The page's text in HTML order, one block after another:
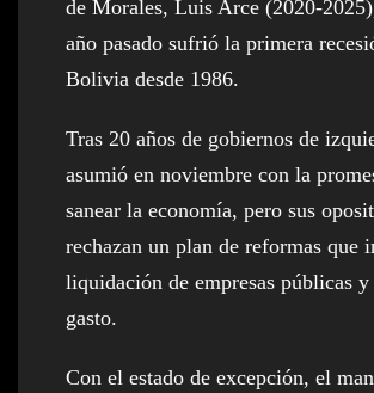
de Morales, Luis Arce (2020-
año pasado sufrió la primera
Bolivia desde 1986.
Tras 20 años de gobiernos de
asumió en noviembre con la
sanear la economía, pero sus
rechazan un plan de reformas que
liquidación de empresas públicas y
gasto.
Con el estado de excepción, el